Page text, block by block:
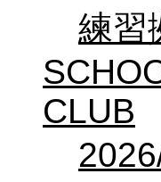
練習
CLUB